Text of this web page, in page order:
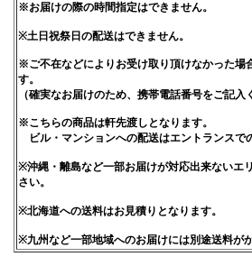
※お届けの際の時間指定はできません。
※土日祝祭日の配送はできません。
※ご不在などによりお受け取り頂けなかった場
す。
（確実なお届けのため、携帯電話番号をご記入
※こちらの商品は軒先渡しとなります。
ビル・マンションへの配送はエントランスで
※沖縄・離島など一部お届けが対応出来ないエ
さい。
※北海道への送料はお見積りとなります。
※九州など一部地域へのお届けには別途送料がか